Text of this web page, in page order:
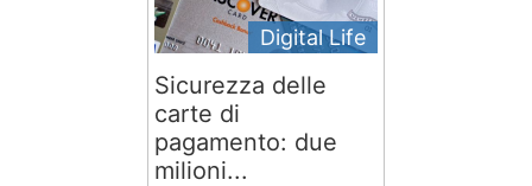
Digital Life
Sicurezza delle
carte di
pagamento: due
milioni...